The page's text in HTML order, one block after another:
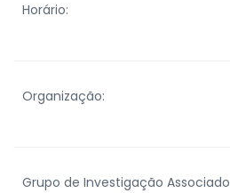
Horário:
Organização:
Grupo de Investigação Associado